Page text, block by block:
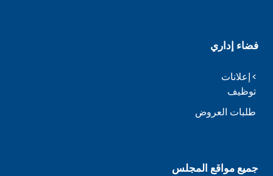
فضاء إداري
إعلانات
توظيف
طلبات العروض
جميع مواقع المجلس